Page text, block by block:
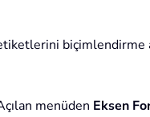
menüden Eksen